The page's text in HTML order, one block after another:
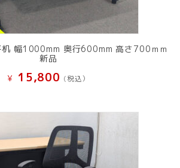
机 幅1000mm 奥行600mm 高さ700ｍｍ
新品
¥ 15,800 (税込）